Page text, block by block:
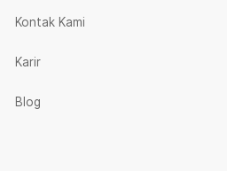
Kontak Kami
Karir
Blog